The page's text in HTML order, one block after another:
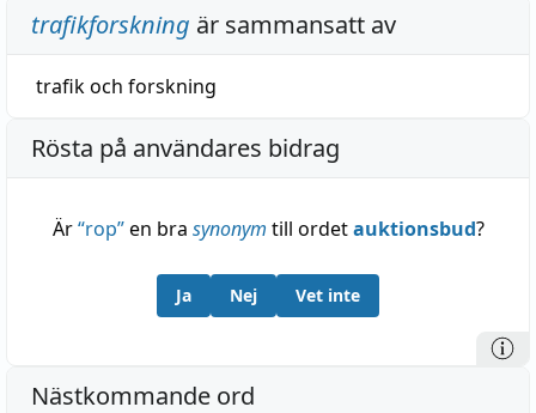
trafikforskning är sammansatt av
trafikoch forskning
Rösta på användares bidrag
Är“rop”en bra synonym till ordetauktionsbud?
Ja Nej Vet inte
Nästkommande ord